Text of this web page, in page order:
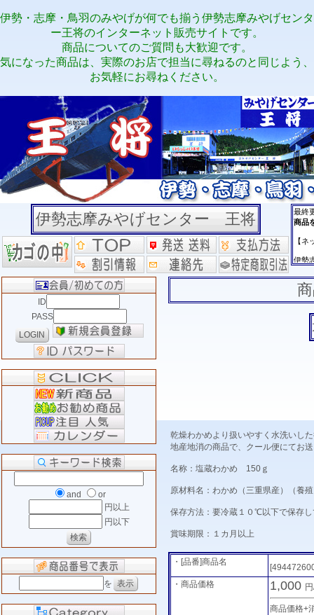
伊勢・志摩・鳥羽のみやげが何でも揃う伊勢志摩みやげセンタ
ー王将のインターネット販売サイトです。
商品についてのご質問も大歓迎です。
気になった商品は、実際のお店で担当に尋ねるのと同じよう、
お気軽にお尋ねください。
伊勢志摩みやげセンター 王将
ID
PASS
and
or
円以上
円以下
を
乾燥わかめより扱いやすく水洗いし
地産地消の商品で、クール便にてお
名称：塩蔵わかめ 150ｇ
原材料名：わかめ（三重県産）（養
保存方法：要冷蔵１０℃以下で保存
賞味期限：１カ月以上
・[品番]商品名
・商品価格
1,000
商品価格+